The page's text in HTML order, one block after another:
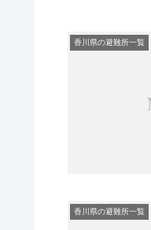
香川県の避難所一覧
香川県の避難所一覧